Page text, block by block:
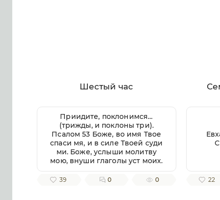
Шестый час
Приидите, поклонимся…
(трижды, и поклоны три).
Псалом 53 Боже, во имя Твое
спаси мя, и в силе Твоей суди
ми. Боже, услыши молитву
мою, внуши глаголы уст моих.
Яко чуждии восташа на мя, и
крепцыи взыскаша душу мою,
39 0 0 22